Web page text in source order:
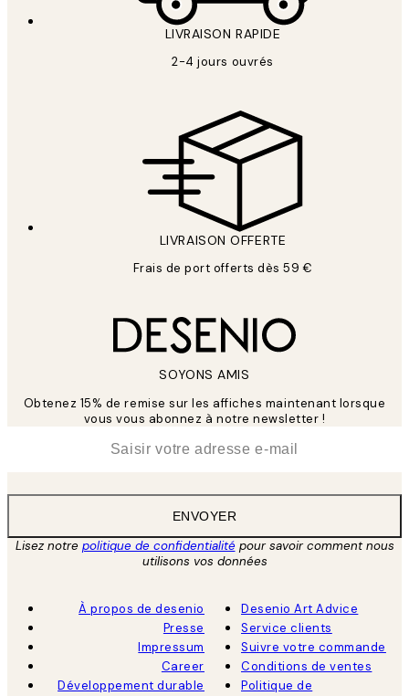
LIVRAISON RAPIDE
2-4 jours ouvrés
LIVRAISON OFFERTE
Frais de port offerts dès 59 €
SOYONS AMIS
Obtenez 15% de remise sur les affiches maintenant lorsque
vous vous abonnez à notre newsletter !
ENVOYER
Lisez notre politique de confidentialitépour savoir comment nous
utilisons vos données
À propos de desenio
Presse
Impressum
Career
Développement durable
Desenio Art Advice
Service clients
Suivre votre commande
Conditions de ventes
Politique de